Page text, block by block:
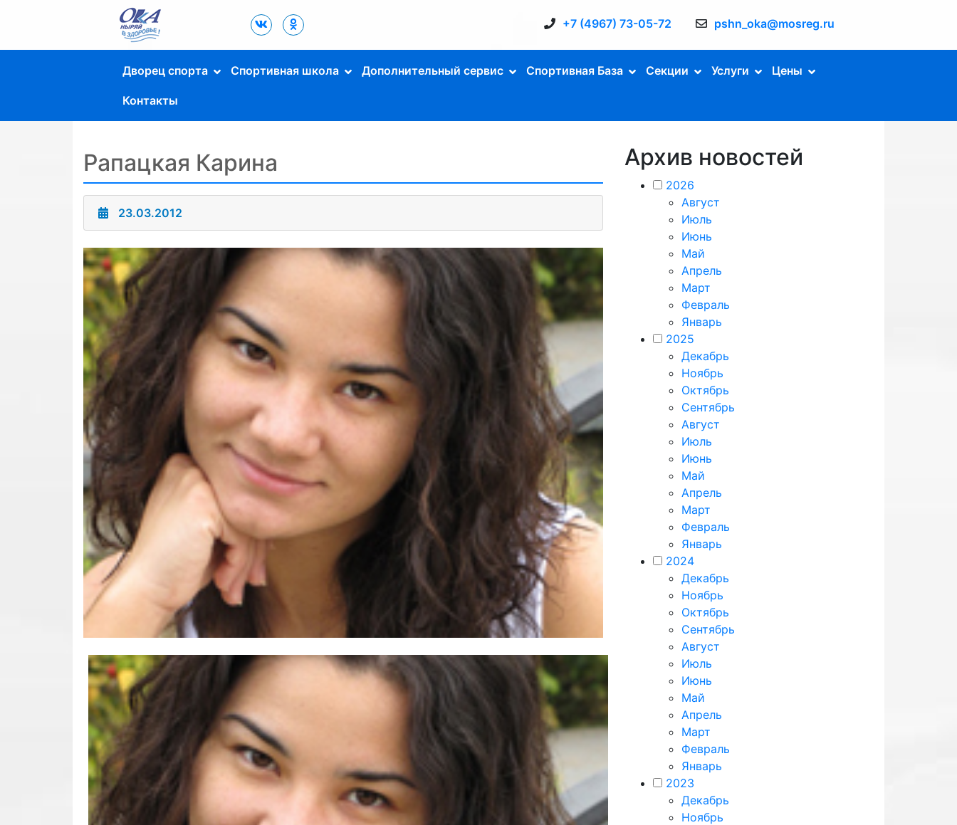
Дворец Спорта
"Ока" г. Пущино
+7 (4967) 73-05-72 pshn_oka@mosreg.ru
Дворец спорта Спортивная школа Дополнительный сервис Спортивная База Секции Услуги Цены
Контакты
Рапацкая Карина
23.03.2012
Архив новостей
2026
Август
Июль
Июнь
Май
Апрель
Март
Февраль
Январь
2025
Декабрь
Ноябрь
Октябрь
Сентябрь
Август
Июль
Июнь
Май
Апрель
Март
Февраль
Январь
2024
Декабрь
Ноябрь
Октябрь
Сентябрь
Август
Июль
Июнь
Май
Апрель
Март
Февраль
Январь
2023
Декабрь
Ноябрь